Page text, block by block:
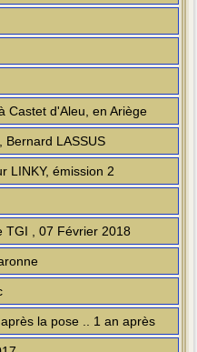
Castet d'Aleu, en Ariège
Bernard LASSUS
LINKY, émission 2
TGI , 07 Février 2018
la pose .. 1 an après